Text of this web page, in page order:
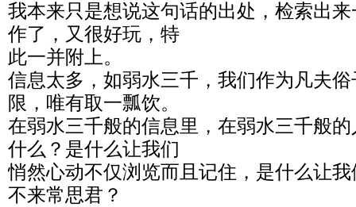
我本来只是想说这句话的出处，检索出
作了，又很好玩，特
此一并附上。
信息太多，如弱水三千，我们作为凡夫
限，唯有取一瓢饮。
在弱水三千般的信息里，在弱水三千般
什么？是什么让我们
悄然心动不仅浏览而且记住，是什么让
不来常思君？